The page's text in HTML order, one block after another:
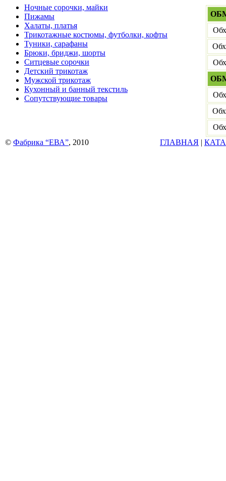
Ночные сорочки, майки
Пижамы
Халаты, платья
Трикотажные костюмы, футболки, кофты
Туники, сарафаны
Брюки, бриджи, шорты
Ситцевые сорочки
Детский трикотаж
Мужской трикотаж
Кухонный и банный текстиль
Сопутствующие товары
© Фабрика “ЕВА”, 2010 ГЛАВНАЯ |